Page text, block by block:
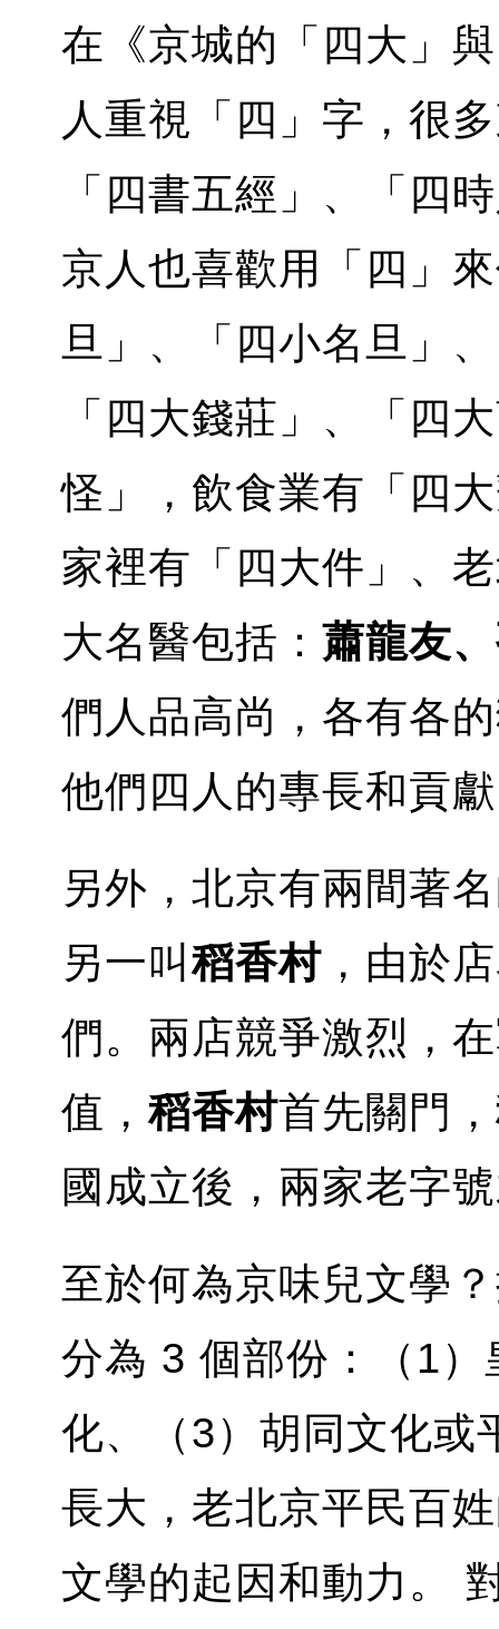
在《京城的「四大」
人重視「四」字，很
「四書五經」、「四
京人也喜歡用「四」
旦」、「四小名旦」
「四大錢莊」、「四
怪」，飲食業有「四
家裡有「四大件」、
大名醫包括： 蕭龍友
們人品高尚，各有各
他們四人的專長和貢
另外，北京有兩間著
另一叫稻香村 ，由於
們。兩店競爭激烈，
值，稻香村首先關門，
國成立後，兩家老字
至於何為京味兒文學
分為 3 個部份：（1
化、（3）胡同文化或
長大，老北京平民百
文學的起因和動力。